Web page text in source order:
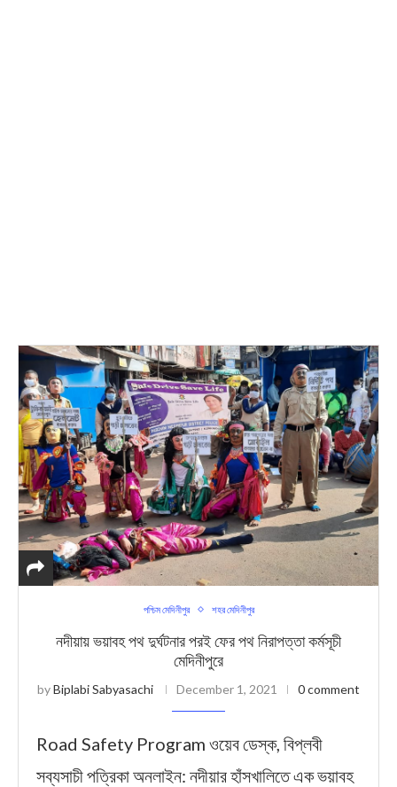
পশ্চিম মেদিনীপুর শহর মেদিনীপুর
নদীয়ায় ভয়াবহ পথ দুর্ঘটনার পরই ফের পথ নিরাপত্তা কর্মসূচী
মেদিনীপুরে
byBiplabi Sabyasachi December 1, 2021 0 comment
Road Safety Program ওয়েব ডেস্ক, বিপ্লবী
সব্যসাচী পত্রিকা অনলাইন: নদীয়ার হাঁসখালিতে এক ভয়াবহ